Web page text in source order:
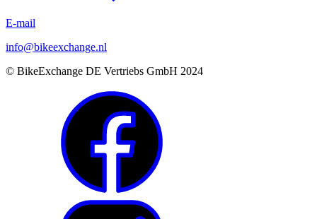
E-mail
info@bikeexchange.nl
© BikeExchange DE Vertriebs GmbH 2024